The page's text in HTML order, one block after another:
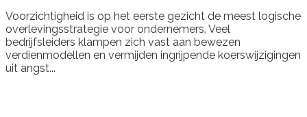
Voorzichtigheid is op het eerste gezicht de meest logische
overlevingsstrategie voor ondernemers. Veel
bedrijfsleiders klampen zich vast aan bewezen
verdienmodellen en vermijden ingrijpende koerswijzigingen
uit angst...